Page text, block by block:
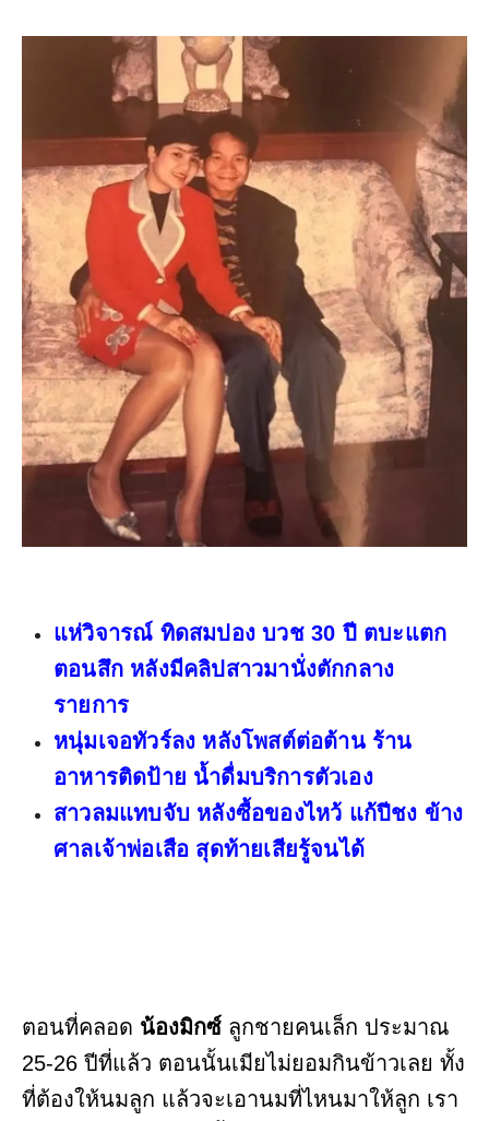
แห่วิจารณ์ ทิดสมปอง บวช 30 ปี ตบะแตก
ตอนสึก หลังมีคลิปสาวมานั่งตักกลาง
รายการ
หนุ่มเจอทัวร์ลง หลังโพสต์ต่อต้าน ร้าน
อาหารติดป้าย น้ำดื่มบริการตัวเอง
สาวลมแทบจับ หลังซื้อของไหว้ แก้ปีชง ข้าง
ศาลเจ้าพ่อเสือ สุดท้ายเสียรู้จนได้
ตอนที่คลอด น้องมิกซ์ ลูกชายคนเล็ก ประมาณ
25-26 ปีที่แล้ว ตอนนั้นเมียไม่ยอมกินข้าวเลย ทั้ง
ที่ต้องให้นมลูก แล้วจะเอานมที่ไหนมาให้ลูก เรา